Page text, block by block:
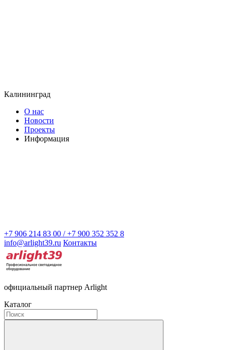
Калининград
О нас
Новости
Проекты
Информация
+7 906 214 83 00 / +7 900 352 352 8
info@arlight39.ru Контакты
официальный партнер Arlight
Каталог